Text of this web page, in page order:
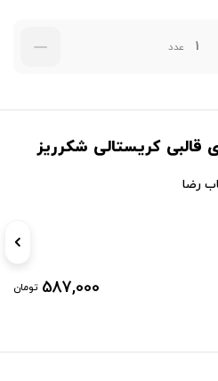
عدد
قالبی کریستالی شکرریز
رضا
587,000 تومان